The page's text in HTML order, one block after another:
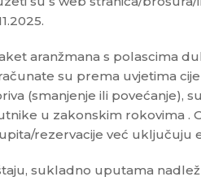
aranžmana s polascima
su prema uvjetima
(smanjenje ili povećanje),
u zakonskim rokovima .
rezervacije već uključuju
sukladno uputama